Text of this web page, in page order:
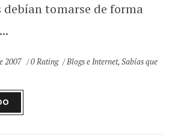
debían tomarse de forma
2007 0 Rating Blogs e Internet,Sabías que